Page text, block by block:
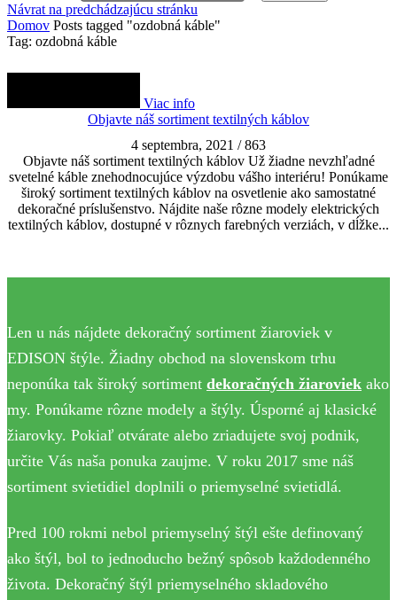
Návrat na predchádzajúcu stránku
Domov Posts tagged "ozdobná káble"
Tag: ozdobná káble
Viac info
Objavte náš sortiment textilných káblov
4 septembra, 2021 / 863
Objavte náš sortiment textilných káblov Už žiadne nevzhľadné
svetelné káble znehodnocujúce výzdobu vášho interiéru! Ponúkame
široký sortiment textilných káblov na osvetlenie ako samostatné
dekoračné príslušenstvo. Nájdite naše rôzne modely elektrických
textilných káblov, dostupné v rôznych farebných verziách, v dĺžke...
Len u nás nájdete dekoračný sortiment žiaroviek v
EDISON štýle. Žiadny obchod na slovenskom trhu
neponúka tak široký sortiment dekoračných žiaroviek ako
my. Ponúkame rôzne modely a štýly. Úsporné aj klasické
žiarovky. Pokiaľ otvárate alebo zriadujete svoj podnik,
určite Vás naša ponuka zaujme. V roku 2017 sme náš
sortiment svietidiel doplnili o priemyselné svietidlá.
Pred 100 rokmi nebol priemyselný štýl ešte definovaný
ako štýl, bol to jednoducho bežný spôsob každodenného
života. Dekoračný štýl priemyselného skladového